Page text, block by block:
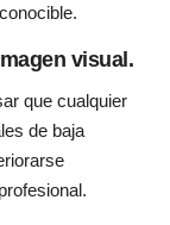
visual.
que cualquier
de baja